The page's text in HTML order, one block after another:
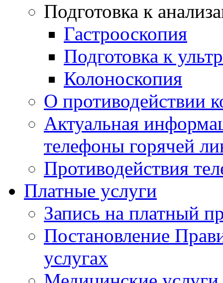
Подготовка к
Гастрооскопия
Подготовка к
Колоноскопия
О противодействии
Актуальная
телефоны горячей
Противодействия
Платные услуги
Запись на платный
Постановление
услугах